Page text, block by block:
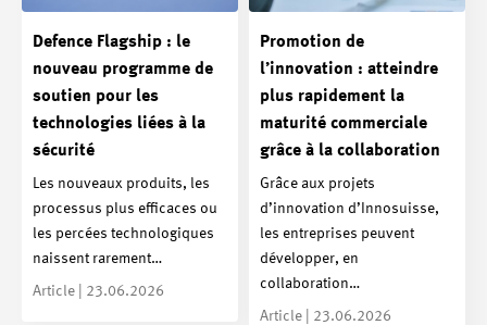
Defence Flagship : le
nouveau programme de
soutien pour les
technologies liées à la
sécurité
Les nouveaux produits, les
processus plus efficaces ou
les percées technologiques
naissent rarement…
Article | 23.06.2026
Promotion de
l’innovation : atteindre
plus rapidement la
maturité commerciale
grâce à la collaboration
Grâce aux projets
d’innovation d’Innosuisse,
les entreprises peuvent
développer, en
collaboration…
Article | 23.06.2026